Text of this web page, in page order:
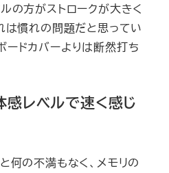
の方がストロークが大きく
は慣れの問題だと思ってい
ードカバーよりは断然打ち
レベルで速く感じ
何の不満もなく、メモリの